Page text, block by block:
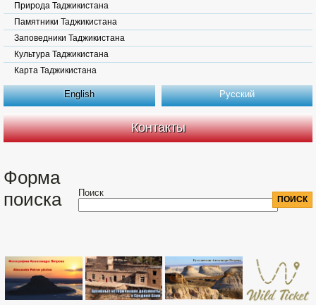
Природа Таджикистана
Памятники Таджикистана
Заповедники Таджикистана
Культура Таджикистана
Карта Таджикистана
English Русский
Контакты
Форма
поиска
Поиск